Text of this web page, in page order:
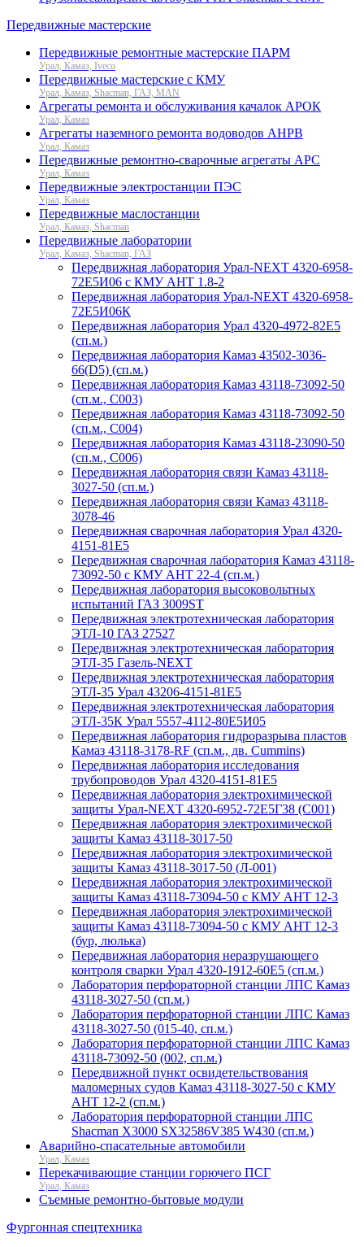
Передвижные мастерские
Передвижные ремонтные мастерские ПАРМ
Урал, Камаз, Iveco
Передвижные мастерские с КМУ
Урал, Камаз, Shacman, ГАЗ, MAN
Агрегаты ремонта и обслуживания качалок АРОК
Урал, Камаз
Агрегаты наземного ремонта водоводов АНРВ
Урал, Камаз
Передвижные ремонтно-сварочные агрегаты АРС
Урал, Камаз
Передвижные электростанции ПЭС
Урал, Камаз
Передвижные маслостанции
Урал, Камаз, Shacman
Передвижные лаборатории
Урал, Камаз, Shacman, ГАЗ
Передвижная лаборатория Урал-NEXT 4320-6958-
72Е5И06 с КМУ АНТ 1.8-2
Передвижная лаборатория Урал-NEXT 4320-6958-
72Е5И06К
Передвижная лаборатория Урал 4320-4972-82Е5
(сп.м.)
Передвижная лаборатория Камаз 43502-3036-
66(D5) (сп.м.)
Передвижная лаборатория Камаз 43118-73092-50
(сп.м., С003)
Передвижная лаборатория Камаз 43118-73092-50
(сп.м., С004)
Передвижная лаборатория Камаз 43118-23090-50
(сп.м., С006)
Передвижная лаборатория связи Камаз 43118-
3027-50 (сп.м.)
Передвижная лаборатория связи Камаз 43118-
3078-46
Передвижная сварочная лаборатория Урал 4320-
4151-81Е5
Передвижная сварочная лаборатория Камаз 43118-
73092-50 с КМУ АНТ 22-4 (сп.м.)
Передвижная лаборатория высоковольтных
испытаний ГАЗ 3009ST
Передвижная электротехническая лаборатория
ЭТЛ-10 ГАЗ 27527
Передвижная электротехническая лаборатория
ЭТЛ-35 Газель-NEXT
Передвижная электротехническая лаборатория
ЭТЛ-35 Урал 43206-4151-81Е5
Передвижная электротехническая лаборатория
ЭТЛ-35К Урал 5557-4112-80Е5И05
Передвижная лаборатория гидроразрыва пластов
Камаз 43118-3178-RF (сп.м., дв. Cummins)
Передвижная лаборатория исследования
трубопроводов Урал 4320-4151-81Е5
Передвижная лаборатория электрохимической
защиты Урал-NEXT 4320-6952-72Е5Г38 (C001)
Передвижная лаборатория электрохимической
защиты Камаз 43118-3017-50
Передвижная лаборатория электрохимической
защиты Камаз 43118-3017-50 (Л-001)
Передвижная лаборатория электрохимической
защиты Камаз 43118-73094-50 с КМУ АНТ 12-3
Передвижная лаборатория электрохимической
защиты Камаз 43118-73094-50 с КМУ АНТ 12-3
(бур, люлька)
Передвижная лаборатория неразрушающего
контроля сварки Урал 4320-1912-60Е5 (сп.м.)
Лаборатория перфораторной станции ЛПС Камаз
43118-3027-50 (сп.м.)
Лаборатория перфораторной станции ЛПС Камаз
43118-3027-50 (015-40, сп.м.)
Лаборатория перфораторной станции ЛПС Камаз
43118-73092-50 (002, сп.м.)
Передвижной пункт освидетельствования
маломерных судов Камаз 43118-3027-50 с КМУ
АНТ 12-2 (сп.м.)
Лаборатория перфораторной станции ЛПС
Shacman X3000 SX32586V385 W430 (сп.м.)
Аварийно-спасательные автомобили
Урал, Камаз
Перекачивающие станции горючего ПСГ
Урал, Камаз
Съемные ремонтно-бытовые модули
Фургонная спецтехника